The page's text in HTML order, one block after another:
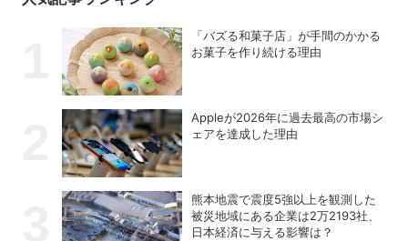
「バズる和菓子店」が手間のかかる
お菓子を作り続ける理由
Appleが2026年に過去最⾼の市場シ
ェアを達成した理由
熊本地震で震度5強以上を観測した
被災地域にある企業は2万2193社、
日本経済に与える影響は？